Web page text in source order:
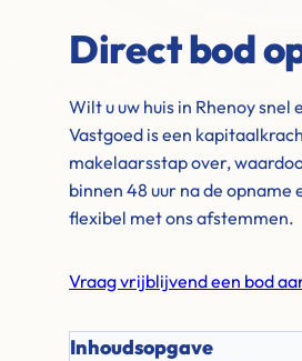
Direct bod
Wilt u uw huis in Rhenoy
Vastgoed is een
makelaarsstap over,
binnen 48 uur na de
flexibel met ons afstemmen.
Vraag vrijblijvend een bod
Inhoudsopgave